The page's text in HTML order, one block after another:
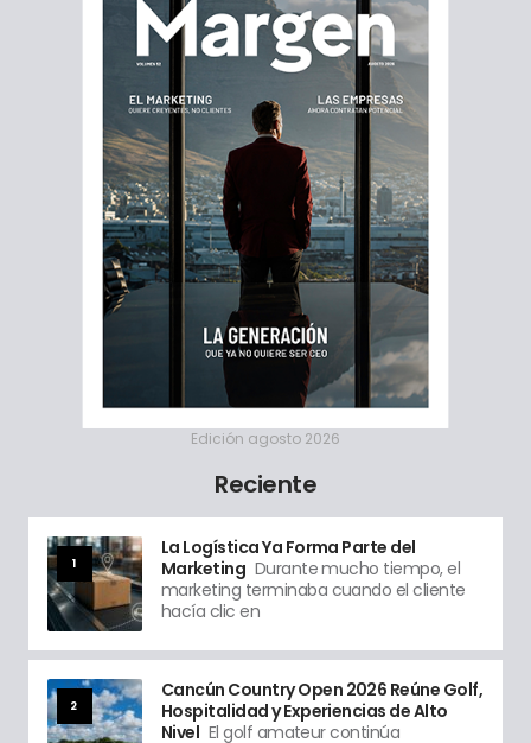
Edición agosto 2026
Reciente
1
La Logística Ya Forma Parte del
Marketing Durante mucho tiempo, el
marketing terminaba cuando el cliente
hacía clic en
2
Cancún Country Open 2026 Reúne Golf,
Hospitalidad y Experiencias de Alto
Nivel El golf amateur continúa